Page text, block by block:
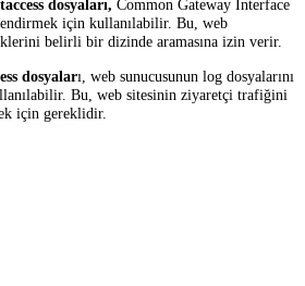
veya yönlendirmek için
sitelerindeki sayfa adreslerini
optimizasyonu (SEO) çalışmalarını
tanır.
htaccess dosyaları,
için kullanılabilir. Bu, web
doğru bir şekilde işlemesine yardımcı